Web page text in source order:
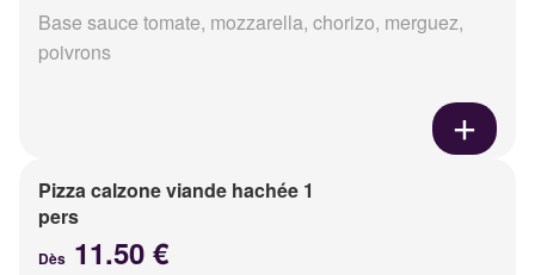
Base sauce tomate, mozzarella, chorizo, merguez,
poivrons
Pizza calzone viande hachée 1
pers
Dès 11.50 €